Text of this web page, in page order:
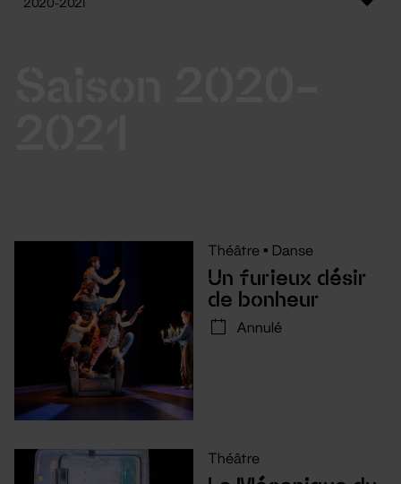
Théâtre • Danse
Un furieux désir
de bonheur
Annulé
Théâtre